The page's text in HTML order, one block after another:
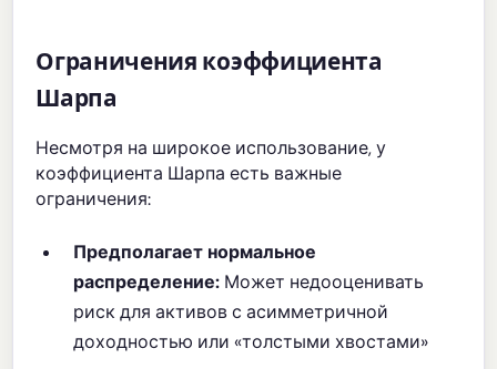
Ограничения коэффициента
Шарпа
Несмотря на широкое использование, у
коэффициента Шарпа есть важные
ограничения:
Предполагает нормальное
распределение: Может недооценивать
риск для активов с асимметричной
доходностью или «толстыми хвостами»